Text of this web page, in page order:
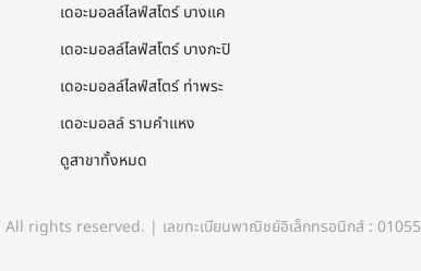
เดอะมอลล์ไลฟ์สโตร์ บางแค
เดอะมอลล์ไลฟ์สโตร์ บางกะปิ
เดอะมอลล์ไลฟ์สโตร์ ท่าพระ
เดอะมอลล์ รามคำแหง
ดูสาขาทั้งหมด
rights reserved. | เลขทะเบียนพาณิชย์อิเล็กทรอนิกส์ :